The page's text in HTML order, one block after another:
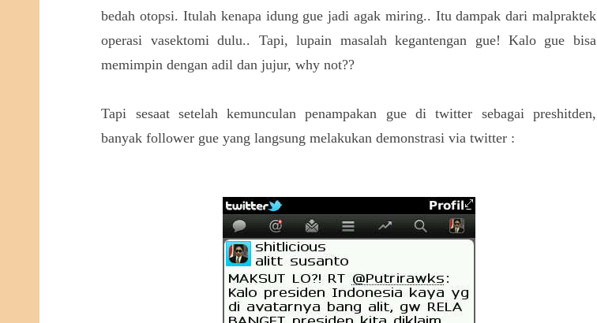
bedah otopsi. Itulah kenapa idung gue jadi agak miring.. Itu dampak dari malpraktek
operasi vasektomi dulu.. Tapi, lupain masalah kegantengan gue! Kalo gue bisa
memimpin dengan adil dan jujur, why not??
Tapi sesaat setelah kemunculan penampakan gue di twitter sebagai preshitden,
banyak follower gue yang langsung melakukan demonstrasi via twitter :